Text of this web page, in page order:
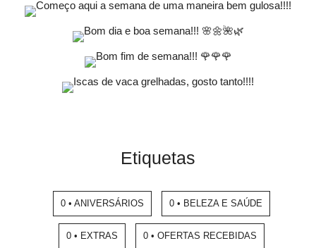
Etiquetas
0 • ANIVERSÁRIOS 0 • BELEZA E SAÚDE
0 • EXTRAS 0 • OFERTAS RECEBIDAS